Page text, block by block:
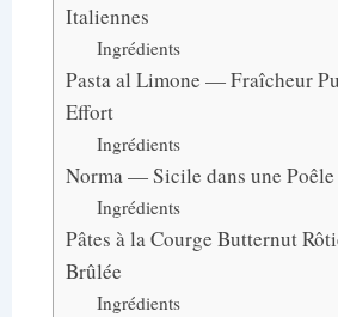
Italiennes
Ingrédients
Pasta al Limone — Fraîcheur
Effort
Ingrédients
Norma — Sicile dans une Poêle
Ingrédients
Pâtes à la Courge Butternut
Brûlée
Ingrédients